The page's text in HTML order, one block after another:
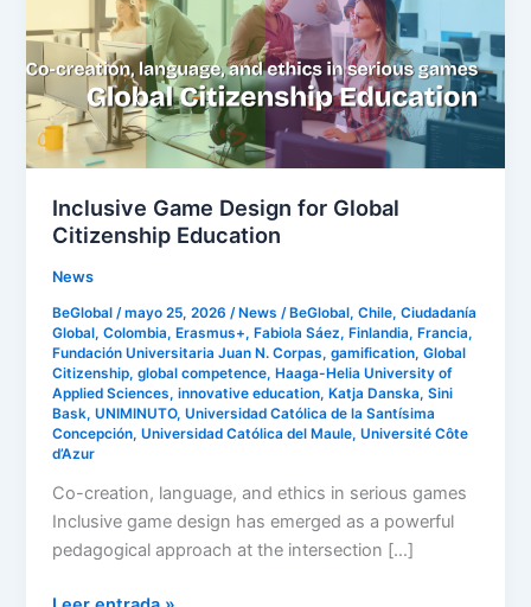
Inclusive Game Design for Global
Citizenship Education
News
BeGlobal/mayo 25, 2026/ News / BeGlobal,Chile,Ciudadanía
Global,Colombia, Erasmus+, Fabiola Sáez, Finlandia, Francia,
Fundación Universitaria Juan N. Corpas,gamification,Global
Citizenship,global competence, Haaga-Helia University of
Applied Sciences,innovative education, Katja Danska,Sini
Bask,UNIMINUTO,Universidad Católica de la Santísima
Concepción,Universidad Católica del Maule,Université Côte
d’Azur
Co-creation, language, and ethics in serious games
Inclusive game design has emerged as a powerful
pedagogical approach at the intersection […]
Global
Citizenship
Education